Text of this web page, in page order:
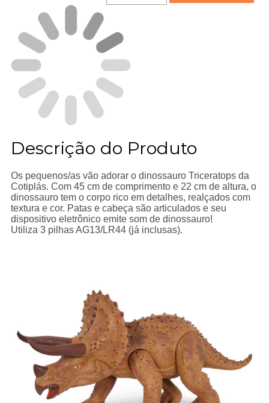
Descrição do Produto
Os pequenos/as vão adorar o dinossauro Triceratops da
Cotiplás. Com 45 cm de comprimento e 22 cm de altura, o
dinossauro tem o corpo rico em detalhes, realçados com
textura e cor. Patas e cabeça são articulados e seu
dispositivo eletrônico emite som de dinossauro!
Utiliza 3 pilhas AG13/LR44 (já inclusas).